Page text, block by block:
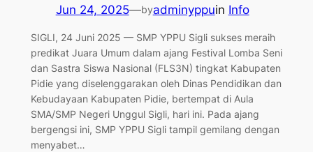
Jun 24, 2025—byadminyppuin Info
SIGLI, 24 Juni 2025 — SMP YPPU Sigli sukses meraih
predikat Juara Umum dalam ajang Festival Lomba Seni
dan Sastra Siswa Nasional (FLS3N) tingkat Kabupaten
Pidie yang diselenggarakan oleh Dinas Pendidikan dan
Kebudayaan Kabupaten Pidie, bertempat di Aula
SMA/SMP Negeri Unggul Sigli, hari ini. Pada ajang
bergengsi ini, SMP YPPU Sigli tampil gemilang dengan
menyabet…